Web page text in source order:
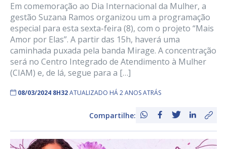
Em comemoração ao Dia Internacional da Mulher, a
gestão Suzana Ramos organizou um a programação
especial para esta sexta-feira (8), com o projeto “Mais
Amor por Elas”. A partir das 15h, haverá uma
caminhada puxada pela banda Mirage. A concentração
será no Centro Integrado de Atendimento à Mulher
(CIAM) e, de lá, segue para a […]
08/03/2024 8H32ATUALIZADO HÁ 2 ANOS ATRÁS
Compartilhe: